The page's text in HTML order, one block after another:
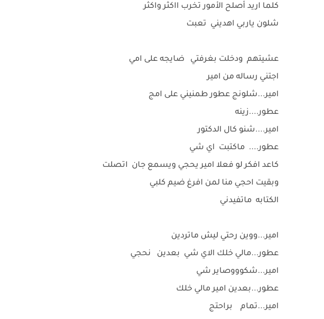
كلما اريد أصلح الأمور تخرب ااكثر واكثر
شلون ياربي اهديني تعبت
عشيتهم ودخلت بغرفتي ضايجه على امي
اجتني رساله من امير
امير...شلونج عطور طمنيني على امج
عطور....زينه
امير....شنو كال الدكتور
عطور.... ماكتبت اي شي
كاعد افكر لو فعلا امير يحجي ويسمع جان اتصلت
وبقيت احجي منا لمن افرغ ضيم كلبي
الكتابه ماتفيدني
امير...ووين رحتي ليش ماتردين
عطور...مالي خلك الاي شي بعدين نحجي
امير...شكوووصاير شي
عطور...بعدين امير مالي خلك
امير...تمام براحتج